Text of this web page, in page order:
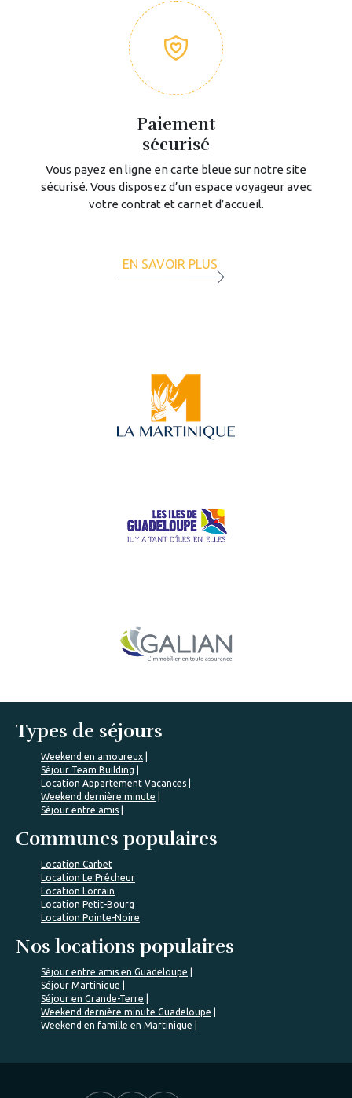
EN SAVOIR PLUS
Paiement
sécurisé
Vous payez en ligne en carte bleue sur notre site
sécurisé. Vous disposez d’un espace voyageur avec
votre contrat et carnet d’accueil.
Types de séjours
Weekend en amoureux
Séjour Team Building
Location Appartement Vacances
Weekend dernière minute
Séjour entre amis
Communes populaires
Location Carbet
Location Le Prêcheur
Location Lorrain
Location Petit-Bourg
Location Pointe-Noire
Nos locations populaires
Séjour entre amis en Guadeloupe
Séjour Martinique
Séjour en Grande-Terre
Weekend dernière minute Guadeloupe
Weekend en famille en Martinique